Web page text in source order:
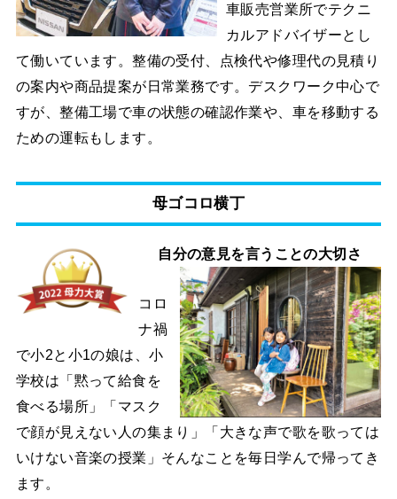
車販売営業所でテクニ
カルアドバイザーとし
て働いています。整備の受付、点検代や修理代の見積り
の案内や商品提案が日常業務です。デスクワーク中心で
すが、整備工場で車の状態の確認作業や、車を移動する
ための運転もします。
母ゴコロ横丁
自分の意見を言うことの大切さ
コロ
ナ禍
で小2と小1の娘は、小
学校は「黙って給食を
食べる場所」「マスク
で顔が見えない人の集まり」「大きな声で歌を歌っては
いけない音楽の授業」そんなことを毎日学んで帰ってき
ます。